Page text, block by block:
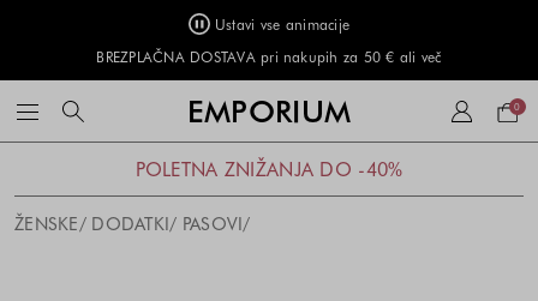
Ustavi vse animacije
BREZPLAČNA DOSTAVA pri nakupih za 50 € ali več
EMPORIUM 0
POLETNA ZNIŽANJA DO -40%
ŽENSKE DODATKI PASOVI